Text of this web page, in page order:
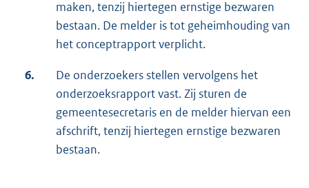
maken, tenzij hiertegen ernstige bezwaren
bestaan. De melder is tot geheimhouding van
het conceptrapport verplicht.
6.
De onderzoekers stellen vervolgens het
onderzoeksrapport vast. Zij sturen de
gemeentesecretaris en de melder hiervan een
afschrift, tenzij hiertegen ernstige bezwaren
bestaan.